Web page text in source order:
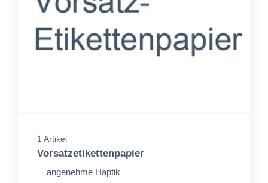
1 Artikel
Vorsatzetikettenpapier
angenehme Haptik